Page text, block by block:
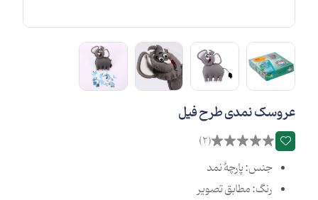
عروسک نمدی طرح فیل
(2)
جنس: پارچۀ نمد
رنگ: مطابق تصویر